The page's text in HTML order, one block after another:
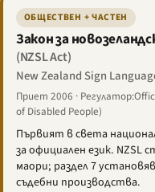
ОБЩЕСТВЕН + ЧАСТЕН
Закон за
(NZSL Act)
New Zealand Sign
Приет 2006 ·
of Disabled People)
Първият в света
за официален език. NZSL
маори; раздел 7
съдебни производства.